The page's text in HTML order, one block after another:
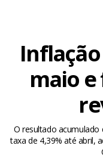
maio e
O resultado
taxa de 4,39% até abril,